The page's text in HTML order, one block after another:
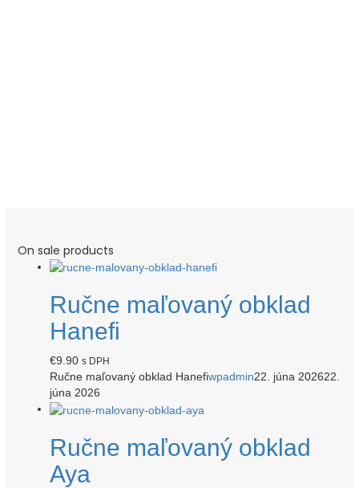
On sale products
Ručne maľovaný obklad
Hanefi
€9.90 s DPH
Ručne maľovaný obklad Hanefiwpadmin22. júna 202622.
júna 2026
Ručne maľovaný obklad
Aya